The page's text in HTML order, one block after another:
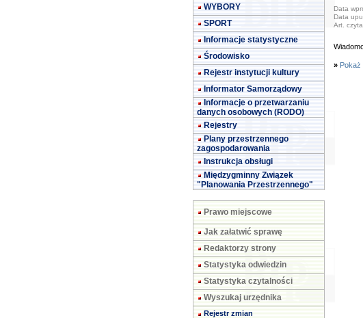
WYBORY
SPORT
Informacje statystyczne
Środowisko
Rejestr instytucji kultury
Informator Samorządowy
Informacje o przetwarzaniu
danych osobowych (RODO)
Rejestry
Plany przestrzennego
zagospodarowania
Instrukcja obsługi
Międzygminny Związek
"Planowania Przestrzennego"
Prawo miejscowe
Jak załatwić sprawę
Redaktorzy strony
Statystyka odwiedzin
Statystyka czytalności
Wyszukaj urzędnika
Rejestr zmian
Data
Data
Art.
» Pokaż